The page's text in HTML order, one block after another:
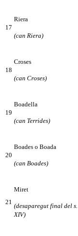
17
Riera
(can Riera)
18
Croses
(can Croses)
19
Boadella
(can Terrides)
20
Boades o Boada
(can Boades)
21
Miret
(desaparegut final del s.
XIV)